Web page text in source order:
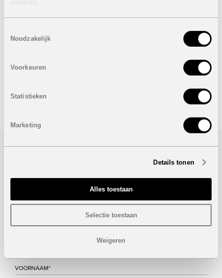
services.
Noodzakelijk
Voorkeuren
Statistieken
Marketing
Details tonen
Alles toestaan
Selectie toestaan
Weigeren
STUUR NAAR EEN VRIEND
Wenst u meer informatie over dit project, gelieve dan dit
formulier in te vullen. Wij houden u zo snel mogelijk op de